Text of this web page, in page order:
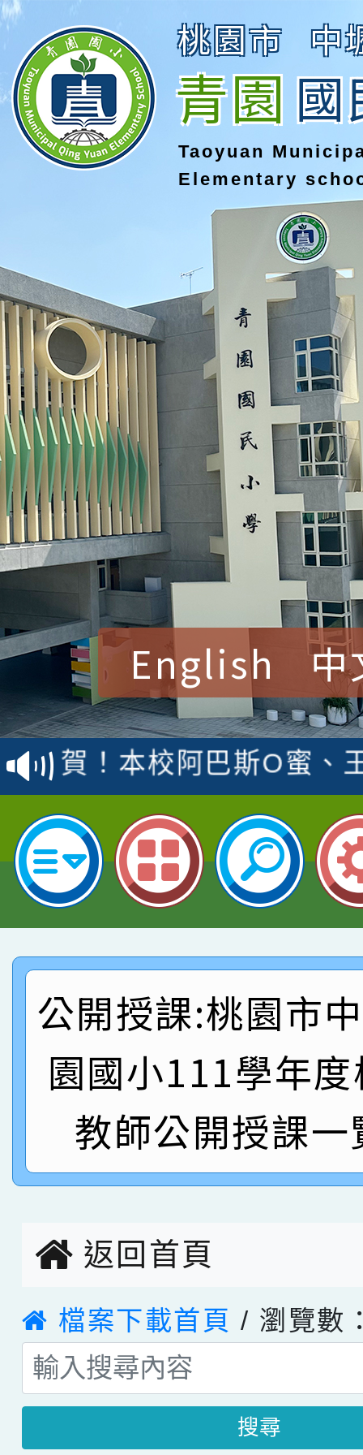
桃園市 中
青園國
Taoyuan
Elementary
English 中
賀！本校參加桃園市中
賽 洪綺君教師榮獲社
名
賀！本校阿巴斯O蜜、
倩參加桃園市科展 國
名 指導老師王老師、
賀！本校四年二班張O
園市英語競賽國小朗讀
指導老師林老師
賀！本校參加桃園市中
賽 劉文瑛教師榮獲教
臺灣台語-第二名
賀！本校參與2026世
市賽榮獲科學小創客佳
賀！本校參加桃園市中
名
倩參加桃園市科展 國
名 指導老師王老師、
賀！本校四年二班張O
園市英語競賽國小朗讀
指導老師林老師
賀！本校參加桃園市中
賽 劉文瑛教師榮獲教
臺灣台語-第二名
賀！本校參與2026世
市賽榮獲科學小創客佳
公開授課:桃園市
園國小111學年
教師公開授課
返回首頁
檔案下載首頁 / 瀏覽數
搜尋